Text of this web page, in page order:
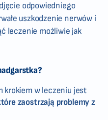
odpowiedniego
uszkodzenie nerwów i
leczenie możliwie jak
krokiem w leczeniu jest
zaostrzają problemy z